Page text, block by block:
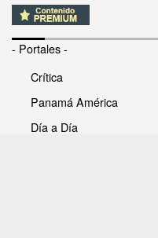
- Portales -
Crítica
Panamá América
Día a Día